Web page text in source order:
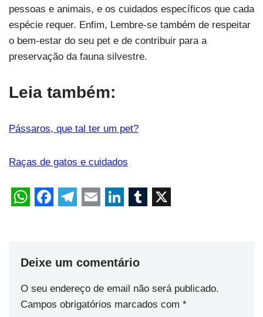
pessoas e animais, e os cuidados específicos que cada
espécie requer. Enfim, Lembre-se também de respeitar
o bem-estar do seu pet e de contribuir para a
preservação da fauna silvestre.
Leia também:
Pássaros, que tal ter um pet?
Raças de gatos e cuidados
Deixe um comentário
O seu endereço de email não será publicado.
Campos obrigatórios marcados com *